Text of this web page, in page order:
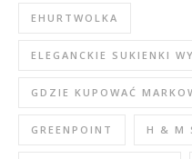
EHURTWOLKA
ELEGANCKIE SUKIENKI
GDZIE KUPOWAĆ
GREENPOINT H & M